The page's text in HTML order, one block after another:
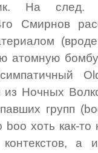
На след.
Смирнов
атомную
Ночных
групп
хоть как-то
контекстов,